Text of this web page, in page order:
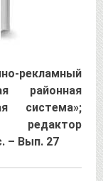
рекламный
районная
система»;
редактор
– Вып. 27